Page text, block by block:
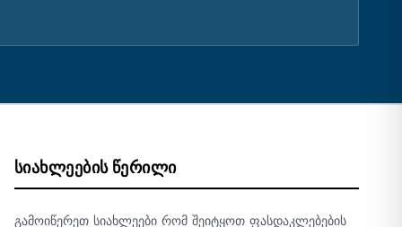
ᲡᲘᲐᲮᲚᲔᲔᲑᲘᲡ ᲬᲔᲠᲘᲚᲘ
გამოიწერეთ სიახლეები რომ შეიტყოთ ფასდაკლებების